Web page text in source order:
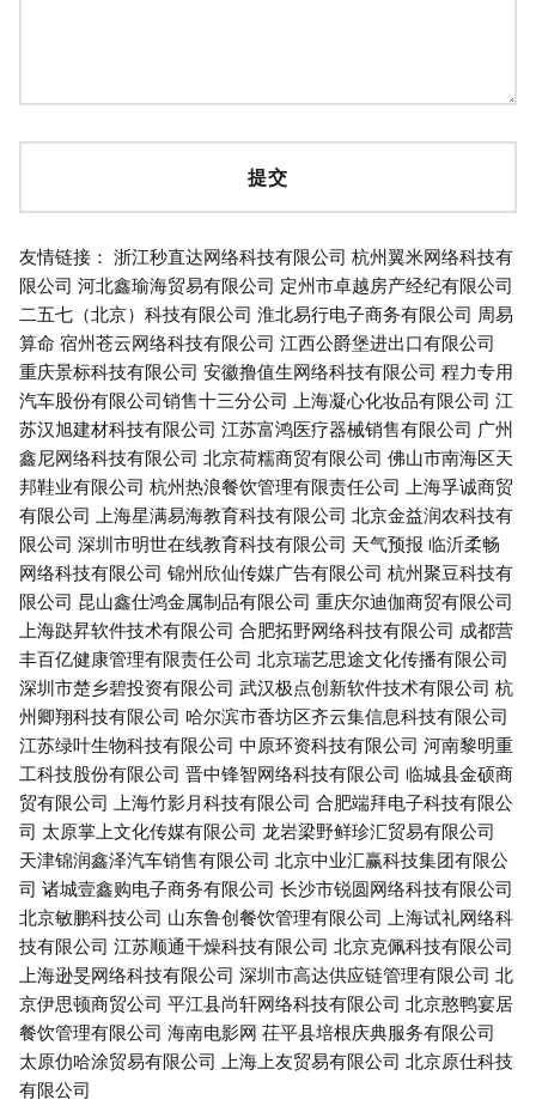
友情链接： 浙江秒直达网络科技有限公司 杭州翼米网络科技有
限公司 河北鑫瑜海贸易有限公司 定州市卓越房产经纪有限公司
二五七（北京）科技有限公司 淮北易行电子商务有限公司 周易
算命 宿州苍云网络科技有限公司 江西公爵堡进出口有限公司
重庆景标科技有限公司 安徽撸值生网络科技有限公司 程力专用
汽车股份有限公司销售十三分公司 上海凝心化妆品有限公司 江
苏汉旭建材科技有限公司 江苏富鸿医疗器械销售有限公司 广州
鑫尼网络科技有限公司 北京荷糯商贸有限公司 佛山市南海区天
邦鞋业有限公司 杭州热浪餐饮管理有限责任公司 上海孚诚商贸
有限公司 上海星满易海教育科技有限公司 北京金益润农科技有
限公司 深圳市明世在线教育科技有限公司 天气预报 临沂柔畅
网络科技有限公司 锦州欣仙传媒广告有限公司 杭州聚豆科技有
限公司 昆山鑫仕鸿金属制品有限公司 重庆尔迪伽商贸有限公司
上海跶昇软件技术有限公司 合肥拓野网络科技有限公司 成都营
丰百亿健康管理有限责任公司 北京瑞艺思途文化传播有限公司
深圳市楚乡碧投资有限公司 武汉极点创新软件技术有限公司 杭
州卿翔科技有限公司 哈尔滨市香坊区齐云集信息科技有限公司
江苏绿叶生物科技有限公司 中原环资科技有限公司 河南黎明重
工科技股份有限公司 晋中锋智网络科技有限公司 临城县金硕商
贸有限公司 上海竹影月科技有限公司 合肥端拜电子科技有限公
司 太原掌上文化传媒有限公司 龙岩梁野鲜珍汇贸易有限公司
天津锦润鑫泽汽车销售有限公司 北京中业汇赢科技集团有限公
司 诸城壹鑫购电子商务有限公司 长沙市锐圆网络科技有限公司
北京敏鹏科技公司 山东鲁创餐饮管理有限公司 上海试礼网络科
技有限公司 江苏顺通干燥科技有限公司 北京克佩科技有限公司
上海逊旻网络科技有限公司 深圳市高达供应链管理有限公司 北
京伊思顿商贸公司 平江县尚轩网络科技有限公司 北京憨鸭宴居
餐饮管理有限公司 海南电影网 茌平县培根庆典服务有限公司
太原仂哈涂贸易有限公司 上海上友贸易有限公司 北京原仕科技
有限公司